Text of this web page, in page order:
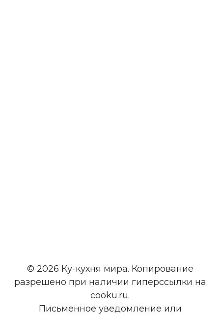
© 2026 Ку-кухня мира. Копирование
разрешено при наличии гиперссылки на
cooku.ru.
Письменное уведомление или